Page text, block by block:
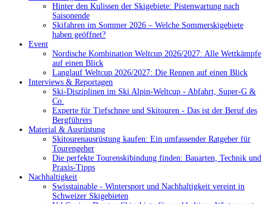
Hinter den Kulissen der Skigebiete: Pistenwartung nach
Saisonende
Skifahren im Sommer 2026 – Welche Sommerskigebiete
haben geöffnet?
Event
Nordische Kombination Weltcup 2026/2027: Alle Wettkämpfe
auf einen Blick
Langlauf Weltcup 2026/2027: Die Rennen auf einen Blick
Interviews & Reportagen
Ski-Disziplinen im Ski Alpin-Weltcup - Abfahrt, Super-G &
Co.
Experte für Tiefschnee und Skitouren - Das ist der Beruf des
Bergführers
Material & Ausrüstung
Skitourenausrüstung kaufen: Ein umfassender Ratgeber für
Tourengeher
Die perfekte Tourenskibindung finden: Bauarten, Technik und
Praxis-Tipps
Nachhaltigkeit
Swisstainable - Wintersport und Nachhaltigkeit vereint in
Schweizer Skigebieten